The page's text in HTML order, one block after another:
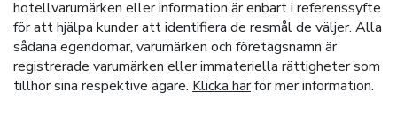
hotellvarumärken eller information är enbart i referenssyfte
för att hjälpa kunder att identifiera de resmål de väljer. Alla
sådana egendomar, varumärken och företagsnamn är
registrerade varumärken eller immateriella rättigheter som
tillhör sina respektive ägare. Klicka härför mer information.